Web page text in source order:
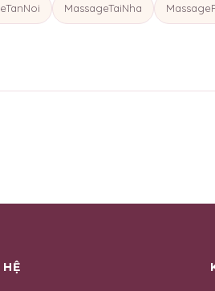
MassageTaiNha
HỆ